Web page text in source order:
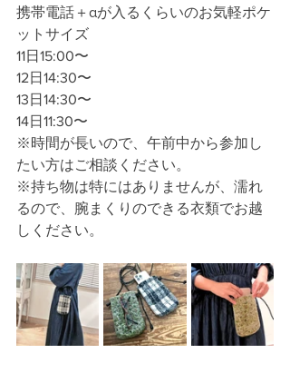
携帯電話＋αが入るくらいのお気軽ポケ
ットサイズ
11日15:00〜
12日14:30〜
13日14:30〜
14日11:30〜
※時間が長いので、午前中から参加し
たい方はご相談ください。
※持ち物は特にはありませんが、濡れ
るので、腕まくりのできる衣類でお越
しください。